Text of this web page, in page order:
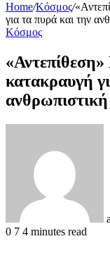
Home/Κόσμος/
για τα πυρά και την
Κόσμος
«Αντεπίθεση»
κατακραυγή
0 7 4 minutes read